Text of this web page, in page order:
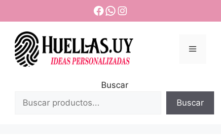
contenido
Facebook
WhatsApp
Instagram
Menú
Buscar
Buscar